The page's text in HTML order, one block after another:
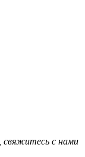
свяжитесь с нами